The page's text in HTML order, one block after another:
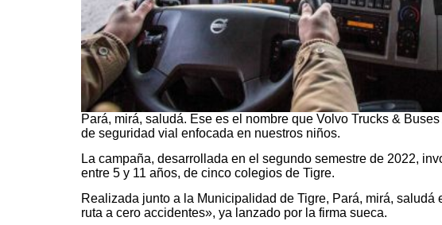
Pará, mirá, saludá. Ese es el nombre que Volvo Trucks &
de seguridad vial enfocada en nuestros niños.
La campaña, desarrollada en el segundo semestre de 2022,
entre 5 y 11 años, de cinco colegios de Tigre.
Realizada junto a la Municipalidad de Tigre, Pará, mirá, saludá
ruta a cero accidentes», ya lanzado por la firma sueca.